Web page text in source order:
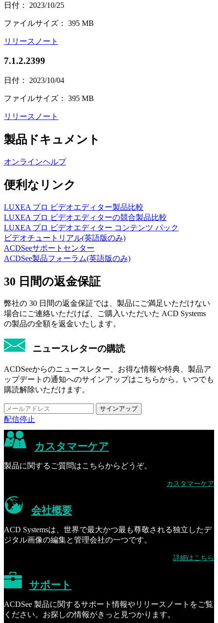
日付： 2023/10/25
ファイルサイズ： 395 MB
リリースノート
7.1.2.2399
日付： 2023/10/04
ファイルサイズ： 395 MB
リリースノート
製品ドキュメント
オンラインヘルプ
便利なリンク
LUXEA プロ ビデオエディター製品比較
LUXEA プロ ビデオエディターの競合製品比較
LUXEA プロ ビデオエディター コンテンツ パック
ビデオチュートリアル(英語版のみ)
ACDSeeサポートセンター
ACDSee製品フォーラム(英語版のみ)
30 日間の返金保証
弊社の 30 日間の返金保証では、製品にご満足いただけない
場合にご連絡いただけば、ご購入いただいた ACD Systems
の製品の全額を返金いたします。
ニュースレターの購読
ACDSeeからのニュースレター、お得な情報や特典、製品ア
ップデートの通知へのサインアップはこちらから。いつでも
購読解除いただけます。
配信停止
カスタマーケア
製品に関するご質問はこちらからどうぞ。
カスタマーケア
会社概要
ACD Systemsは、世界で最大かつ最も尊敬される独立したデ
ジタル画像の編集と管理会社の一つです。
詳細はこちら
サポート
ACDSee 製品に関するサポート情報やリリースノートをご覧
ください。お探しの情報がきっと見つかります。